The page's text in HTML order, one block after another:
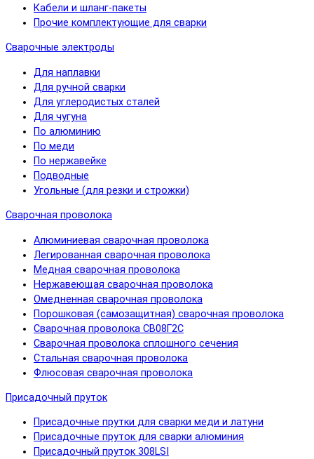
Кабели и шланг-пакеты
Прочие комплектующие для сварки
Сварочные электроды
Для наплавки
Для ручной сварки
Для углеродистых сталей
Для чугуна
По алюминию
По меди
По нержавейке
Подводные
Угольные (для резки и строжки)
Сварочная проволока
Алюминиевая сварочная проволока
Легированная сварочная проволока
Медная сварочная проволока
Нержавеющая сварочная проволока
Омедненная сварочная проволока
Порошковая (самозащитная) сварочная проволока
Сварочная проволока СВ08Г2С
Сварочная проволока сплошного сечения
Стальная сварочная проволока
Флюсовая сварочная проволока
Присадочный пруток
Присадочные прутки для сварки меди и латуни
Присадочные пруток для сварки алюминия
Присадочный пруток 308LSI